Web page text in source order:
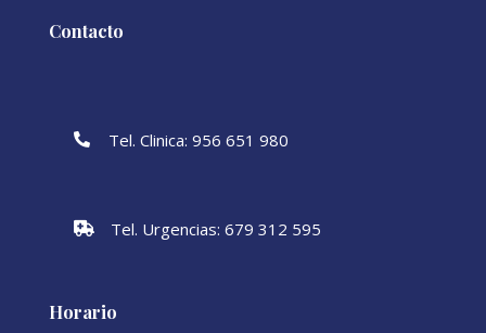
Contacto
 Tel. Clinica: 956 651 980
 Tel. Urgencias: 679 312 595
Horario